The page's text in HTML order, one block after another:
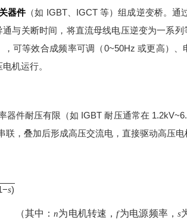
器件（如 IGBT、IGCT 等）组成逆变桥。通
通与关断时间，将直流母线电压逆变为一系列
可等效合成频率可调（0~50Hz 或更高）
机运行。
器件耐压有限（如 IGBT 耐压通常在
，叠加后形成高压交流电，直接驱动高压电
−s)
（其中：n为电机转速，f为电源频率，s